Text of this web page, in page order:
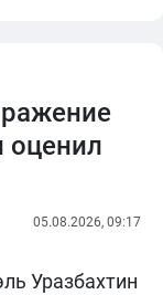
оценил
05.08.2026, 09:17
Уразбахтин